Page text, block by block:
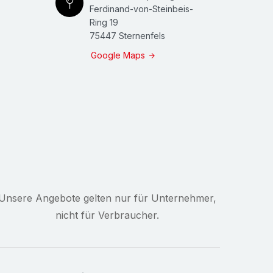
Ferdinand-von-Steinbeis-
Ring 19
75447 Sternenfels
Google Maps
Angebote gelten nur für Unternehmer,
nicht für Verbraucher.